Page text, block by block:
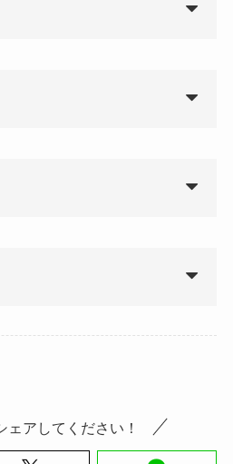
ェアしてください！